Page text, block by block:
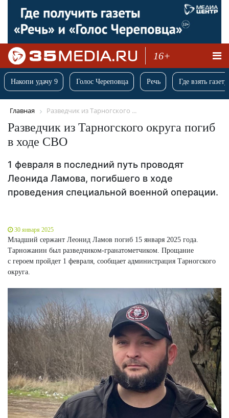
16+
Накопи удачу 9 Голос Череповца Речь Где взять
Главная Разведчик из Тарногского ...
Разведчик из Тарногского округа погиб
в ходе СВО
1 февраля в последний путь проводят
Леонида Ламова, погибшего в ходе
проведения специальной военной операции.
30 января 2025
Младший сержант Леонид Ламов погиб 15 января 2025 года.
Тарножанин был разведчиком-гранатометчиком. Прощание
с героем пройдет 1 февраля, сообщает администрация Тарногского
округа.